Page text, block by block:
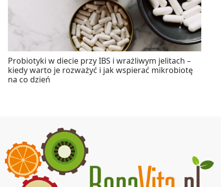
Probiotyki w diecie przy IBS i wrażliwym jelitach –
kiedy warto je rozważyć i jak wspierać mikrobiotę
na co dzień